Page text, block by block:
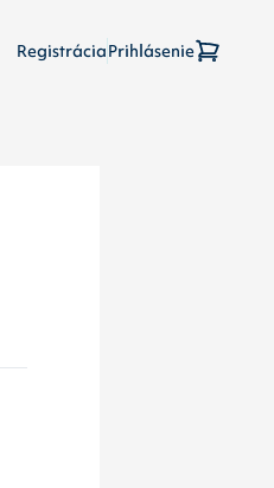
RegistráciaPrihlásenie